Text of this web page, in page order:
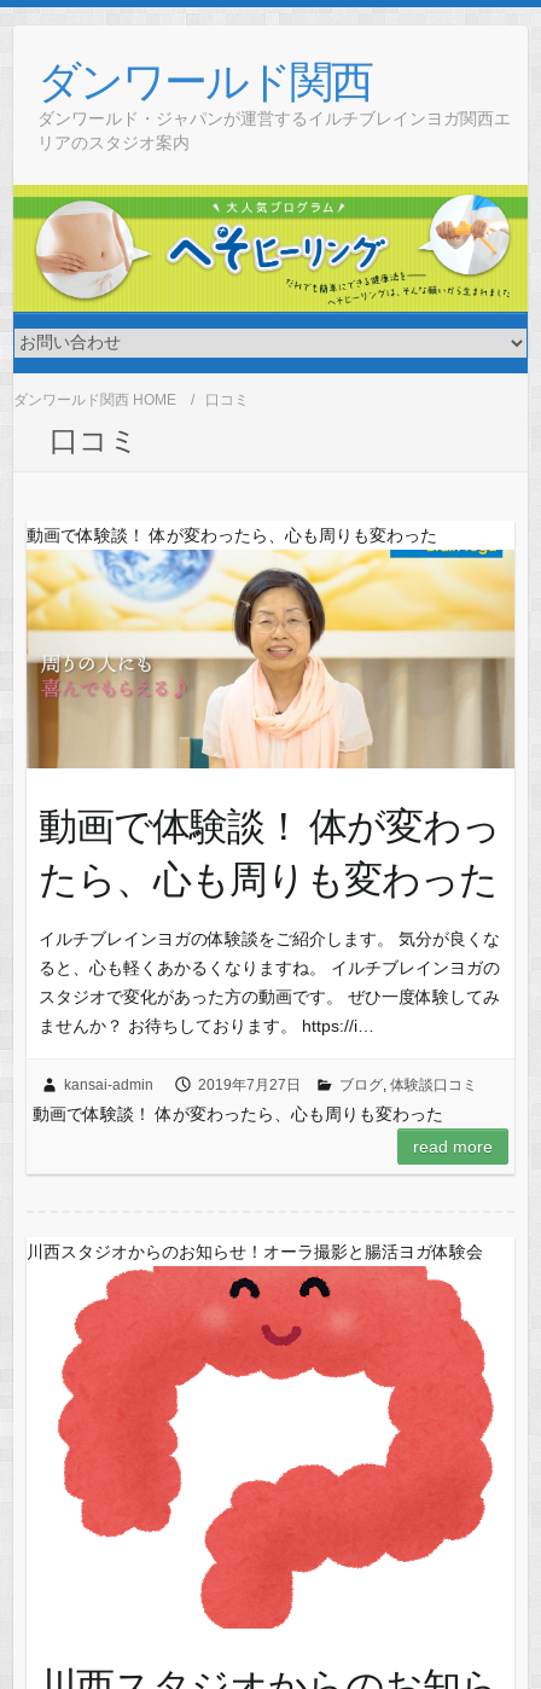
contentダンワールド関西
ダンワールド・ジャパンが運営するイルチブレインヨガ関西エ
リアのスタジオ案内
ダンワールド関西 HOME 口コミ
口コミ
動画で体験談！ 体が変わったら、心も周りも変わった
動画で体験談！ 体が変わっ
たら、心も周りも変わった
イルチブレインヨガの体験談をご紹介します。 気分が良くな
ると、心も軽くあかるくなりますね。 イルチブレインヨガの
スタジオで変化があった方の動画です。 ぜひ一度体験してみ
ませんか？ お待ちしております。 https://i…
kansai-admin 2019年7月27日 ブログ, 体験談口コミ
動画で体験談！ 体が変わったら、心も周りも変わった
read more
川西スタジオからのお知らせ！オーラ撮影と腸活ヨガ体験会